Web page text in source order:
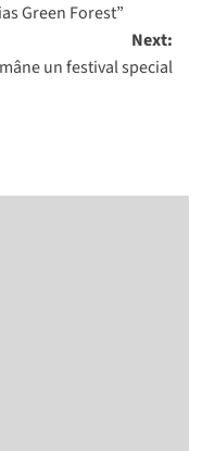
Green Forest”
Next:
un festival special